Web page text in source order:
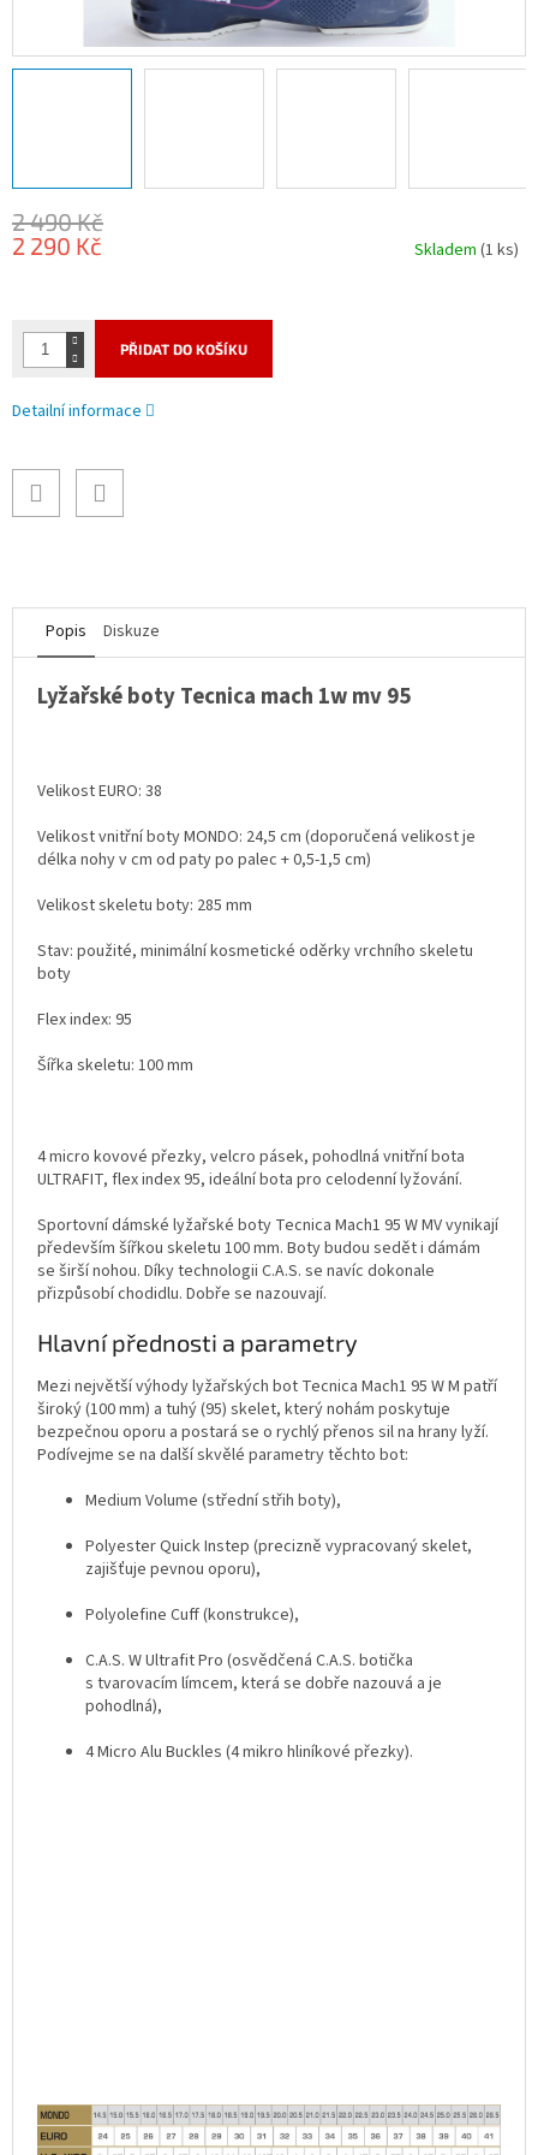
2 490 Kč
2 290 Kč
Skladem(1 ks)
PŘIDAT DO KOŠÍKU
Detailní informace
Popis Diskuze
Lyžařské boty Tecnica mach 1w mv 95
Velikost EURO: 38
Velikost vnitřní boty MONDO: 24,5 cm (doporučená velikost je
délka nohy v cm od paty po palec + 0,5-1,5 cm)
Velikost skeletu boty: 285 mm
Stav: použité, minimální kosmetické oděrky vrchního skeletu
boty
Flex index: 95
Šířka skeletu: 100 mm
4 micro kovové přezky, velcro pásek, pohodlná vnitřní bota
ULTRAFIT, flex index 95, ideální bota pro celodenní lyžování.
Sportovní dámské lyžařské boty Tecnica Mach1 95 W MV vynikají
především šířkou skeletu 100 mm. Boty budou sedět i dámám
se širší nohou. Díky technologii C.A.S. se navíc dokonale
přizpůsobí chodidlu. Dobře se nazouvají.
Hlavní přednosti a parametry
Mezi největší výhody lyžařských bot Tecnica Mach1 95 W M patří
široký (100 mm) a tuhý (95) skelet, který nohám poskytuje
bezpečnou oporu a postará se o rychlý přenos sil na hrany lyží.
Podívejme se na další skvělé parametry těchto bot:
Medium Volume (střední střih boty),
Polyester Quick Instep (precizně vypracovaný skelet,
zajišťuje pevnou oporu),
Polyolefine Cuff (konstrukce),
C.A.S. W Ultrafit Pro (osvědčená C.A.S. botička
s tvarovacím límcem, která se dobře nazouvá a je
pohodlná),
4 Micro Alu Buckles (4 mikro hliníkové přezky).